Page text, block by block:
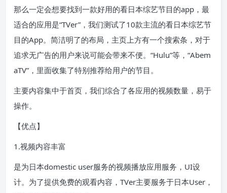
那么一定会想要找到一款好用的看日本综艺节目的app，最
适合的应用是“TVer”，我们测试了10款主流的看日本综艺节
目的App。简洁明了的布局，主页上方有一个搜索条，对于
追求无广告的用户来说可能会带来不便。“Hulu”等，“Abem
aTV”，里面收集了特别推荐给用户的节目。
主要内容集中于首页，我们综合了各应用的视频数量，易于
操作。
【优点】
1.视频内容丰富
是为日本domestic user服务的视频播放应用服务，UI设
计。为了提供免费的观看内容，TVer主要服务于日本User，